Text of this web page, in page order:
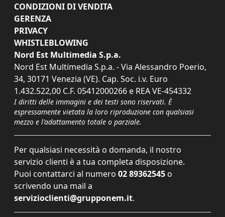
CONDIZIONI DI VENDITA
GERENZA
PRIVACY
WHISTLEBLOWING
Nord Est Multimedia S.p.a.
Nord Est Multimedia S.p.a. - Via Alessandro Poerio,
34, 30171 Venezia (VE). Cap. Soc. i.v. Euro
1.432.522,00 C.F. 05412000266 e REA VE-454332
I diritti delle immagini e dei testi sono riservati. È
espressamente vietata la loro riproduzione con qualsiasi
mezzo e l'adattamento totale o parziale.
Per qualsiasi necessità o domanda, il nostro
servizio clienti è a tua completa disposizione.
Puoi contattarci al numero 02 89362545 o
scrivendo una mail a
servizioclienti@grupponem.it.